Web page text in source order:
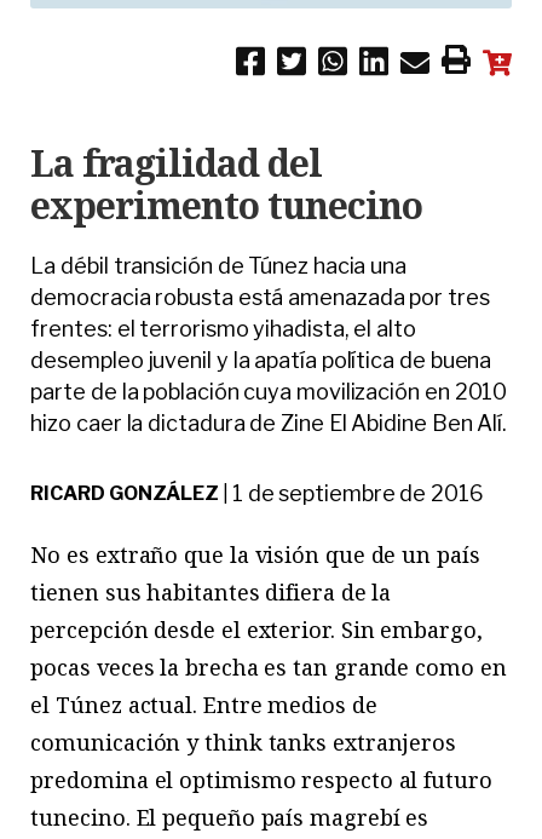
La fragilidad del
experimento tunecino
La débil transición de Túnez hacia una
democracia robusta está amenazada por tres
frentes: el terrorismo yihadista, el alto
desempleo juvenil y la apatía política de buena
parte de la población cuya movilización en 2010
hizo caer la dictadura de Zine El Abidine Ben Alí.
RICARD GONZÁLEZ 1 de septiembre de 2016
No es extraño que la visión que de un país
tienen sus habitantes difiera de la
percepción desde el exterior. Sin embargo,
pocas veces la brecha es tan grande como en
el Túnez actual. Entre medios de
comunicación y think tanks extranjeros
predomina el optimismo respecto al futuro
tunecino. El pequeño país magrebí es